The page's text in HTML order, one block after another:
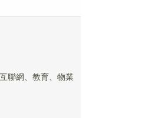
聯網、教育、物業